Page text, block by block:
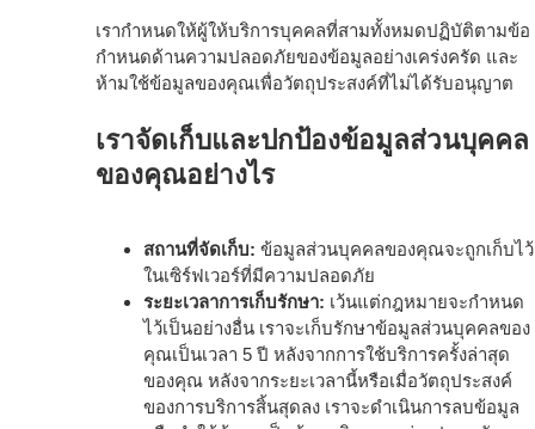
เรากำหนดให้ผู้ให้บริการบุคคลที่สามทั้งหมดปฏิบัติตามข้อ
กำหนดด้านความปลอดภัยของข้อมูลอย่างเคร่งครัด และ
ห้ามใช้ข้อมูลของคุณเพื่อวัตถุประสงค์ที่ไม่ได้รับอนุญาต
เราจัดเก็บและปกป้องข้อมูลส่วนบุคคล
ของคุณอย่างไร
สถานที่จัดเก็บ: ข้อมูลส่วนบุคคลของคุณจะถูกเก็บไว้
ในเซิร์ฟเวอร์ที่มีความปลอดภัย
ระยะเวลาการเก็บรักษา: เว้นแต่กฎหมายจะกำหนด
ไว้เป็นอย่างอื่น เราจะเก็บรักษาข้อมูลส่วนบุคคลของ
คุณเป็นเวลา 5 ปี หลังจากการใช้บริการครั้งล่าสุด
ของคุณ หลังจากระยะเวลานี้หรือเมื่อวัตถุประสงค์
ของการบริการสิ้นสุดลง เราจะดำเนินการลบข้อมูล